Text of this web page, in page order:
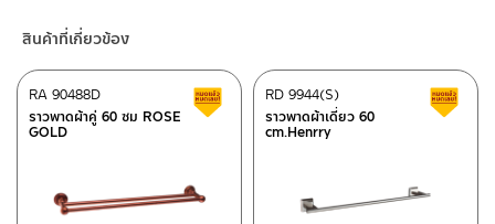
ศูนย์บริการและอะไหล่ กรุงเทพฯ
– Shopee
–Lazada
ติดต่อพนักงานขาย / Contact Sales Staff
โทร: 02-285-5795
สินค้าที่เกี่ยวข้อง
ราวพาดผ้าคู่ 60 ซม ROSE
GOLD
RA 90488D สินค้าลดราคา เคลียร์สต็อก
ราวพาดผ้าเดี่ยว 60
cm.Henrry
RD 9944(S)